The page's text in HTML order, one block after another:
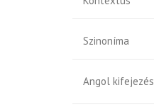
Szinoníma
Angol kifejezés